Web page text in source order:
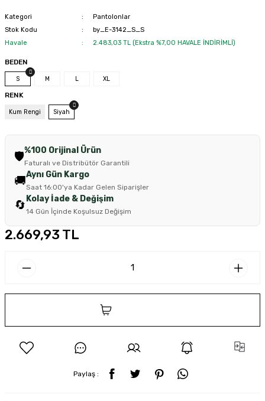
Kategori
Pantolonlar
Stok Kodu
by_E-3142_S_S
Havale
2.483,03 TL (Ekstra %7,00 HAVALE İNDİRİMLİ)
BEDEN
S M L XL
RENK
Kum Rengi Siyah
🛡️%100 Orijinal Ürün
Faturalı ve Distribütör Garantili
🚚Aynı Gün Kargo
Saat 16:00'ya Kadar Gelen Siparişler
🔄 Kolay İade & Değişim
14 Gün İçinde Koşulsuz Değişim
2.669,93 TL
Paylaş :